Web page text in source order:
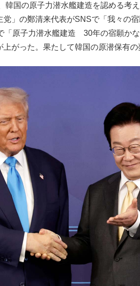
…」サッカー日本代表・森保一監督...
もっと
もっと
国の原子力潜水艦建造を認める考
」の鄭清来代表がSNSで「我々の
「原子力潜水艦建造 30年の宿願か
がった。果たして韓国の原潜保有の